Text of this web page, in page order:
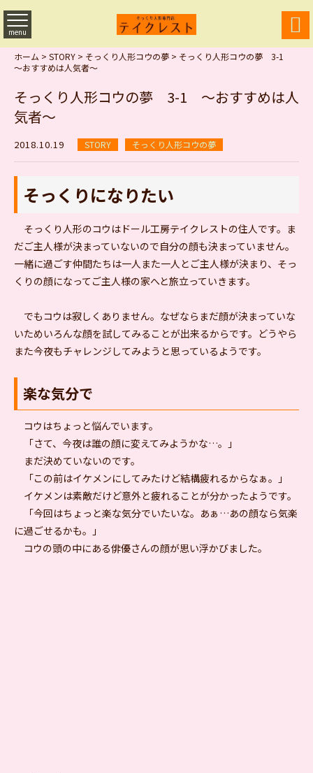
menu 
ホーム > STORY > そっくり人形コウの夢 > そっくり人形コウの夢 3-1
～おすすめは人気者～
そっくり人形コウの夢 3-1 ～おすすめは人
気者～
2018.10.19 STORY そっくり人形コウの夢
そっくりになりたい
そっくり人形のコウはドール工房テイクレストの住人です。ま
だご主人様が決まっていないので自分の顔も決まっていません。
一緒に過ごす仲間たちは一人また一人とご主人様が決まり、そっ
くりの顔になってご主人様の家へと旅立っていきます。
でもコウは寂しくありません。なぜならまだ顔が決まっていな
いためいろんな顔を試してみることが出来るからです。どうやら
また今夜もチャレンジしてみようと思っているようです。
楽な気分で
コウはちょっと悩んでいます。
「さて、今夜は誰の顔に変えてみようかな…。」
まだ決めていないのです。
「この前はイケメンにしてみたけど結構疲れるからなぁ。」
イケメンは素敵だけど意外と疲れることが分かったようです。
「今回はちょっと楽な気分でいたいな。あぁ…あの顔なら気楽
に過ごせるかも。」
コウの頭の中にある俳優さんの顔が思い浮かびました。